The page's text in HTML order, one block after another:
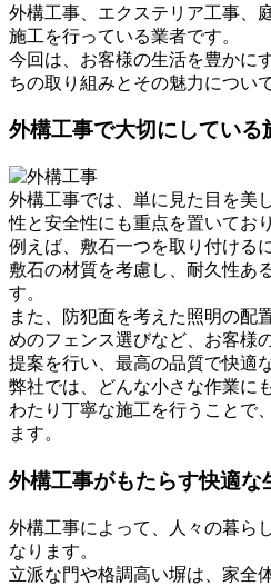
外構工事、エクステリア工事、
施工を行っている業者です。
今回は、お客様の生活を豊かに
ちの取り組みとその魅力につい
外構工事で大切にしている
外構工事では、単に見た目を美
性と安全性にも重点を置いてお
例えば、敷石一つを取り付ける
敷石の材質を考慮し、耐久性あ
す。
また、防犯面を考えた照明の配
めのフェンス選びなど、お客様
提案を行い、最高の品質で快適
弊社では、どんな小さな作業に
わたり丁寧な施工を行うことで
ます。
外構工事がもたらす快適な
外構工事によって、人々の暮ら
なります。
立派な門や格調高い塀は、家全